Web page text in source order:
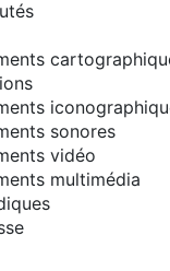
sonores
vidéo
multimédia